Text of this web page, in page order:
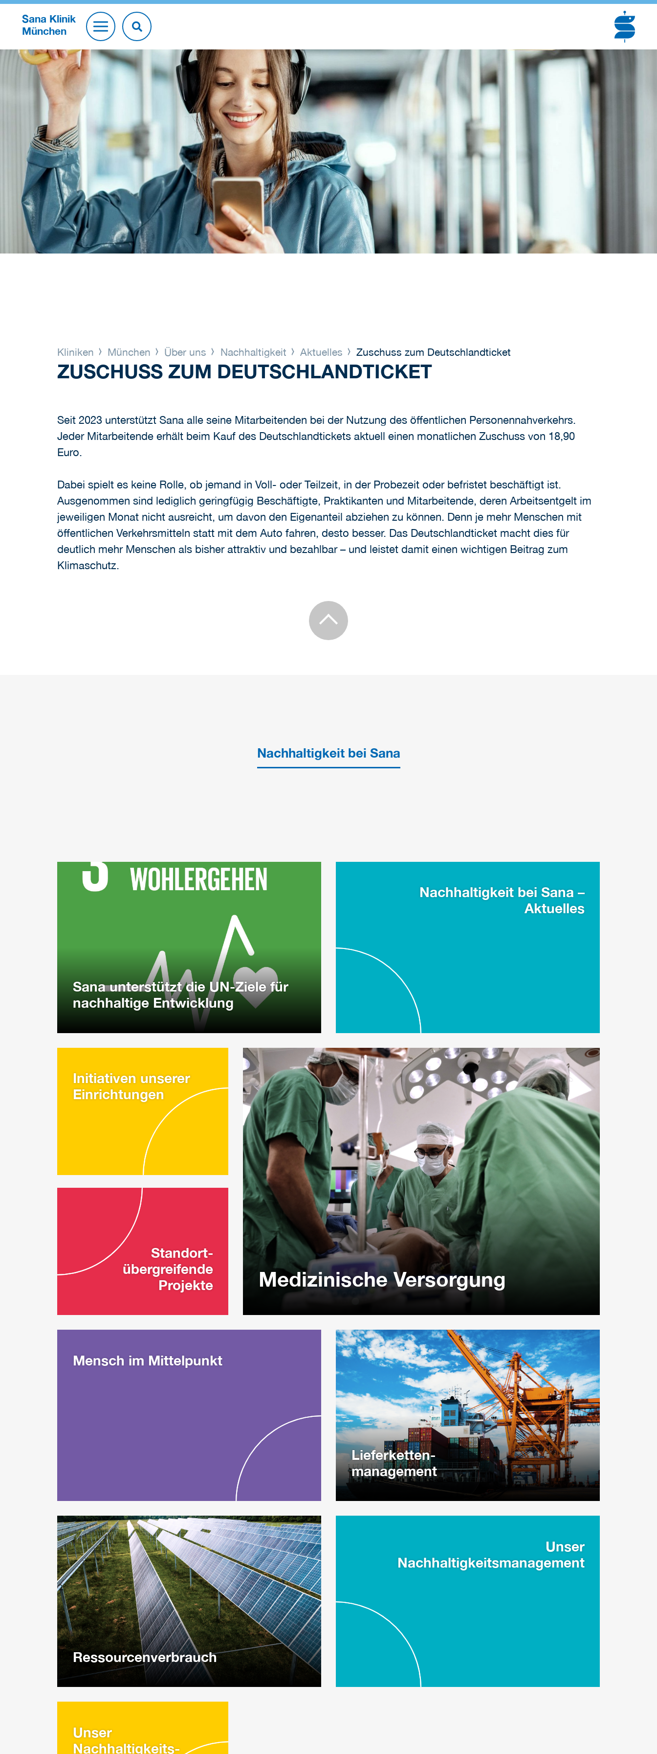
Sana Klinik
München
Kliniken München Über uns Nachhaltigkeit Aktuelles Zuschuss zum Deutschlandticket
ZUSCHUSS ZUM DEUTSCHLANDTICKET
Seit 2023 unterstützt Sana alle seine Mitarbeitenden bei der Nutzung des öffentlichen Personennahverkehrs.
Jeder Mitarbeitende erhält beim Kauf des Deutschlandtickets aktuell einen monatlichen Zuschuss von 18,90
Euro.
Dabei spielt es keine Rolle, ob jemand in Voll- oder Teilzeit, in der Probezeit oder befristet beschäftigt ist.
Ausgenommen sind lediglich geringfügig Beschäftigte, Praktikanten und Mitarbeitende, deren Arbeitsentgelt im
jeweiligen Monat nicht ausreicht, um davon den Eigenanteil abziehen zu können. Denn je mehr Menschen mit
öffentlichen Verkehrsmitteln statt mit dem Auto fahren, desto besser. Das Deutschlandticket macht dies für
deutlich mehr Menschen als bisher attraktiv und bezahlbar – und leistet damit einen wichtigen Beitrag zum
Klimaschutz.
Nachhaltigkeit bei Sana
Sana unterstützt die UN-Ziele für
nachhaltige Entwicklung
Nachhaltigkeit bei Sana –
Aktuelles
Initiativen unserer
Einrichtungen
Standort-
übergreifende
Projekte
Medizinische Versorgung
Mensch im Mittelpunkt
Lieferketten-
management
Ressourcenverbrauch
Unser
Nachhaltigkeitsmanagement
Unser
Nachhaltigkeits-